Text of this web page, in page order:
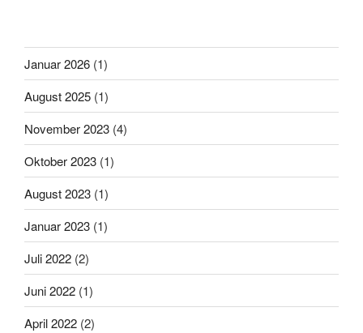
Januar 2026 (1)
August 2025 (1)
November 2023 (4)
Oktober 2023 (1)
August 2023 (1)
Januar 2023 (1)
Juli 2022 (2)
Juni 2022 (1)
April 2022 (2)